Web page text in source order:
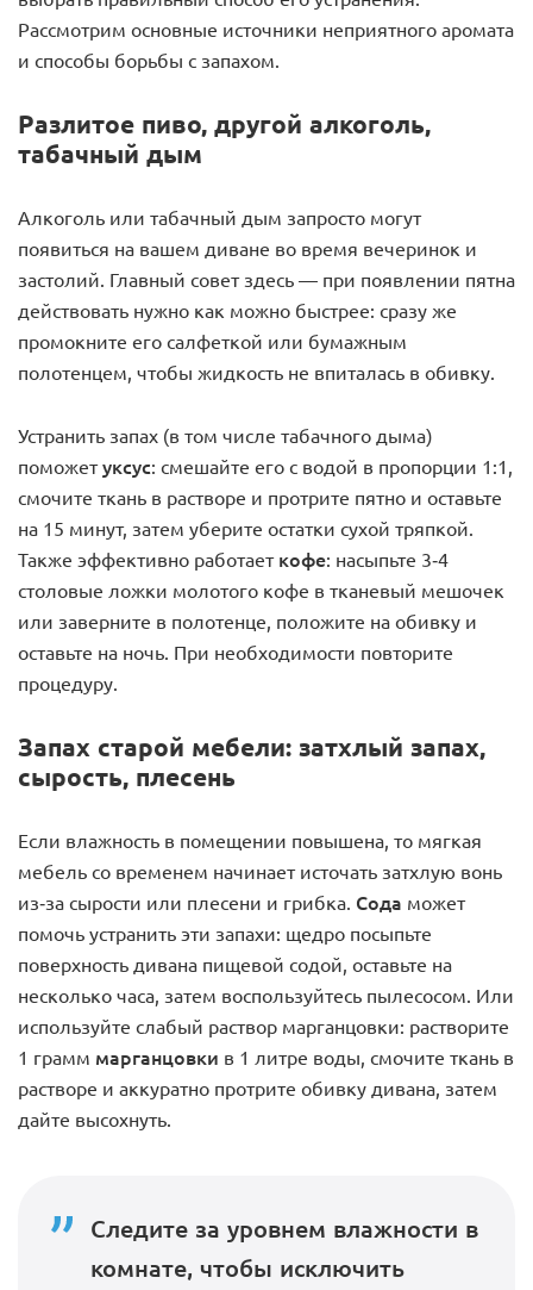
Рассмотрим основные источники неприятного аромата
и способы борьбы с запахом.
Разлитое пиво, другой алкоголь,
табачный дым
Алкоголь или табачный дым запросто могут
появиться на вашем диване во время вечеринок и
застолий. Главный совет здесь — при появлении пятна
действовать нужно как можно быстрее: сразу же
промокните его салфеткой или бумажным
полотенцем, чтобы жидкость не впиталась в обивку.
Устранить запах (в том числе табачного дыма)
поможетуксус: смешайте его с водой в пропорции 1:1,
смочите ткань в растворе и протрите пятно и оставьте
на 15 минут, затем уберите остатки сухой тряпкой.
Также эффективно работает кофе: насыпьте 3-4
столовые ложки молотого кофе в тканевый мешочек
или заверните в полотенце, положите на обивку и
оставьте на ночь. При необходимости повторите
процедуру.
Запах старой мебели: затхлый запах,
сырость, плесень
Если влажность в помещении повышена, то мягкая
мебель со временем начинает источать затхлую вонь
из-за сырости или плесени и грибка. Сода может
помочь устранить эти запахи: щедро посыпьте
поверхность дивана пищевой содой, оставьте на
несколько часа, затем воспользуйтесь пылесосом. Или
используйте слабый раствор марганцовки: растворите
1 грамм марганцовки в 1 литре воды, смочите ткань в
растворе и аккуратно протрите обивку дивана, затем
дайте высохнуть.
Следите за уровнем влажности в
комнате, чтобы исключить